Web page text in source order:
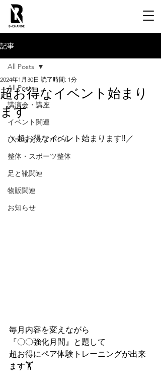
記事
All Posts
講演会・講座
イベント関連
びーちぇんアパレル
整体・スポーツ整体
足と靴関連
物販関連
お知らせ
All Posts
超お得なイベント始まり
ます
2024年1月30日 読了時間: 1分
＼超お得なイベント始まります‼️／
毎月内容を変えながら
『〇〇強化月間』と題して
超お得にペア体験トレーニングが出来
ます🏋️